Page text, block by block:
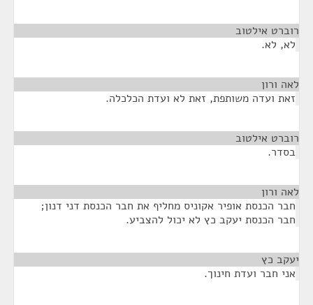
רוברט אילטוב
לא, לא.
לאה ורון
זאת ועדה משותפת, זאת לא ועדת הכלכלה.
רוברט אילטוב
בסדר.
לאה ורון
חבר הכנסת אופיר אקוניס מחליף את חבר הכנסת דני דנון;
חבר הכנסת יעקב כץ לא יכול להצביע.
יעקב כץ
אני חבר ועדת חינוך.